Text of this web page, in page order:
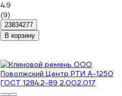
4.9
(9)
23834277
В корзину